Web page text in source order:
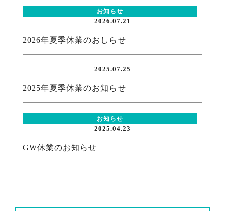
お知らせ
2026.07.21
2026年夏季休業のおしらせ
2025.07.25
2025年夏季休業のお知らせ
お知らせ
2025.04.23
GW休業のお知らせ